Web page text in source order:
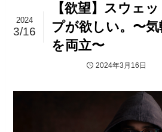
【欲望】スウェ
プが欲しい。〜
を両立〜
2024
3/16
2024年3月16日